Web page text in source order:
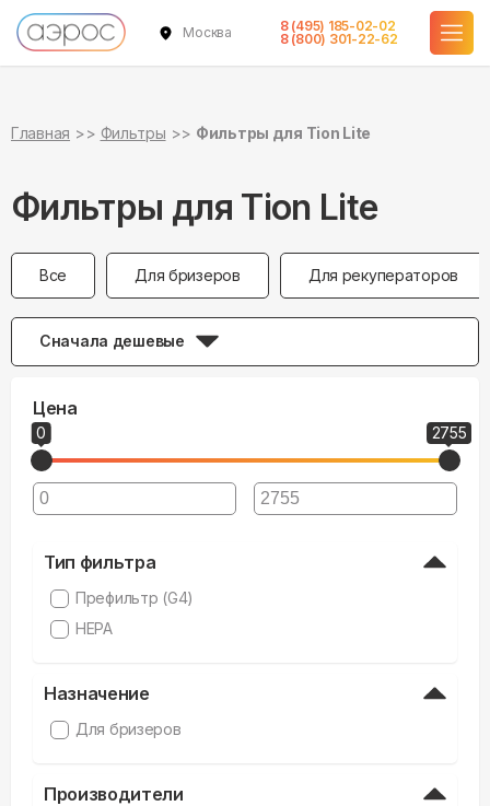
Москва
8 (495) 185-02-02
8 (800) 301-22-62
Главная Фильтры Фильтры для Tion Lite
Фильтры для Tion Lite
Все Для бризеров Для рекуператоров
Сначала дешевые
Цена
0 2755
Тип фильтра
Префильтр (G4)
HEPA
Назначение
Для бризеров
Производители